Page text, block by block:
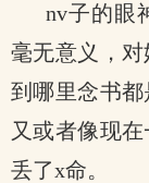
nv子的眼
毫无意义，对
到哪里念书都
又或者像现
丢了x命。